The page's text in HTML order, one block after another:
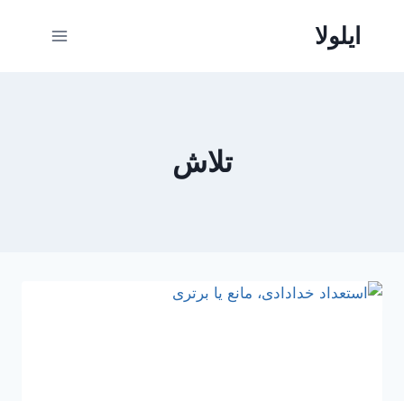
ایلولا
تلاش